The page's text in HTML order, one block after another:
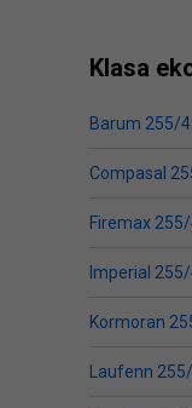
Klasa
Barum 255/
Compasal
Firemax
Imperial
Kormoran
Laufenn